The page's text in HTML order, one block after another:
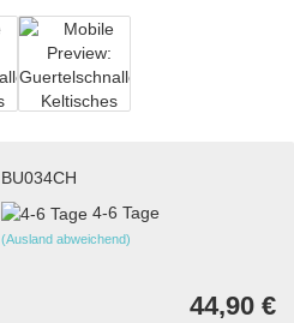
BU034CH
4-6 Tage
(Ausland abweichend)
44,90 €